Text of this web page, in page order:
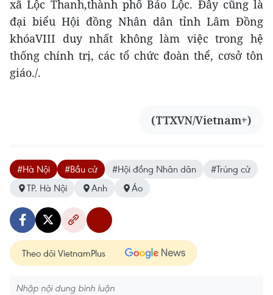
xã Lộc Thanh,thành phố Bảo Lộc. Đây cũng là
đại biểu Hội đồng Nhân dân tỉnh Lâm Đồng
khóaVIII duy nhất không làm việc trong hệ
thống chính trị, các tổ chức đoàn thể, cơsở tôn
giáo./.
(TTXVN/Vietnam+)
#Hà Nội #Bầu cử #Hội đồng Nhân dân
#Trúng cử
TP. Hà Nội
Anh Áo
Theo dõi VietnamPlus